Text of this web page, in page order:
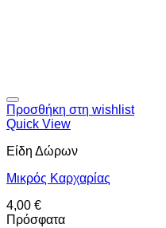
Προσθήκη στη wishlist
Quick View
Είδη Δώρων
Μικρός Καρχαρίας
4,00 €
Πρόσφατα